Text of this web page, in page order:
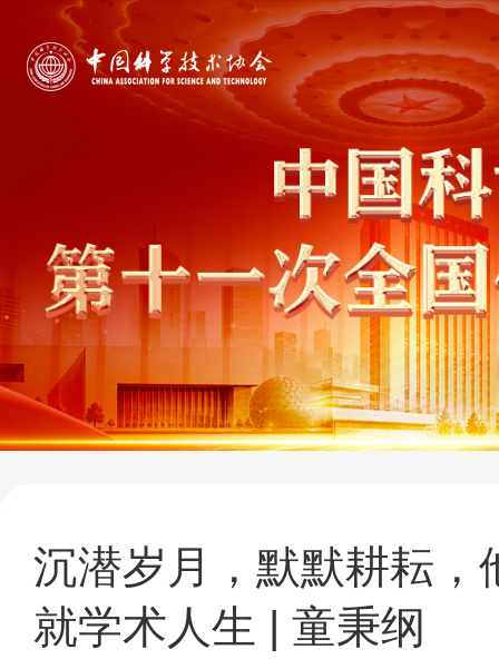
沉潜岁月，默默耕耘，
就学术人生 | 童秉纲